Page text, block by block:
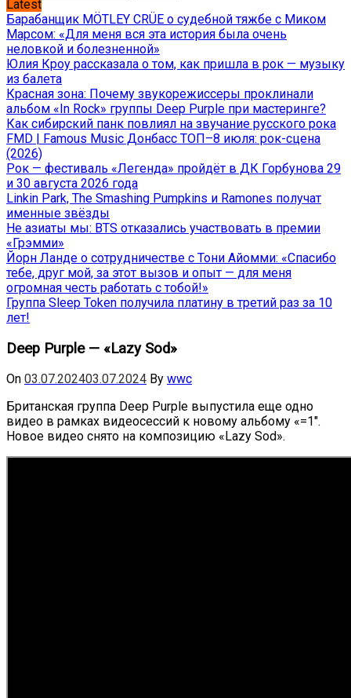
Latest
Барабанщик MÖTLEY CRÜE о судебной тяжбе с Миком
Марсом: «Для меня вся эта история была очень
неловкой и болезненной»
Юлия Кроу рассказала о том, как пришла в рок — музыку
из балета
Красная зона: Почему звукорежиссеры проклинали
альбом «In Rock» группы Deep Purple при мастеринге?
Как сибирский панк повлиял на звучание русского рока
FMD | Famous Music Донбасс ТОП–8 июля: рок-сцена
(2026)
Рок — фестиваль «Легенда» пройдёт в ДК Горбунова 29
и 30 августа 2026 года
Linkin Park, The Smashing Pumpkins и Ramones получат
именные звёзды
Не азиаты мы: BTS отказались участвовать в премии
«Грэмми»
Йорн Ланде о сотрудничестве с Тони Айомми: «Спасибо
тебе, друг мой, за этот вызов и опыт — для меня
огромная честь работать с тобой!»
Группа Sleep Token получила платину в третий раз за 10
лет!
Deep Purple — «Lazy Sod»
On 03.07.202403.07.2024 By wwc
Британская группа Deep Purple выпустила еще одно
видео в рамках видеосессий к новому альбому «=1″.
Новое видео снято на композицию «Lazy Sod».